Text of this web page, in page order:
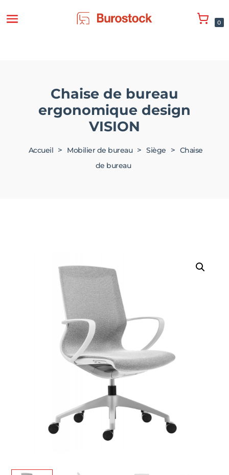
0
Chaise de bureau
ergonomique design
VISION
Accueil > Mobilier de bureau > Siège > Chaise
de bureau